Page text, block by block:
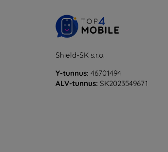
Shield-SK s.r.o.
Y-tunnus: 46701494
ALV-tunnus: SK2023549671